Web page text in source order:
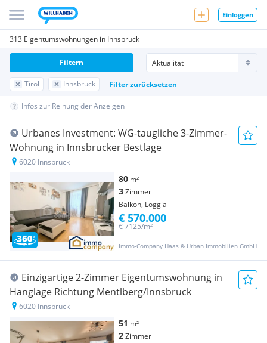
Einloggen
313 Eigentumswohnungen in Innsbruck
Tirol Innsbruck Filter zurücksetzen
Filtern
Infos zur Reihung der Anzeigen
Urbanes Investment: WG-taugliche 3-Zimmer-
Wohnung in Innsbrucker Bestlage
6020 Innsbruck
80 m²
3Zimmer
Balkon, Loggia
Immo-Company Haas & Urban Immobilien GmbH
€ 7125/m²
€ 570.000
Einzigartige 2-Zimmer Eigentumswohnung in
Hanglage Richtung Mentlberg/Innsbruck
6020 Innsbruck
51 m²
2Zimmer